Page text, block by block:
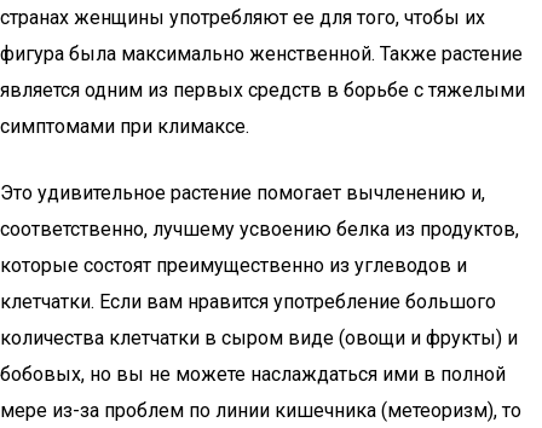
странах женщины употребляют ее для того, чтобы их
фигура была максимально женственной. Также растение
является одним из первых средств в борьбе с тяжелыми
симптомами при климаксе.
Это удивительное растение помогает вычленению и,
соответственно, лучшему усвоению белка из продуктов,
которые состоят преимущественно из углеводов и
клетчатки. Если вам нравится употребление большого
количества клетчатки в сыром виде (овощи и фрукты) и
бобовых, но вы не можете наслаждаться ими в полной
мере из-за проблем по линии кишечника (метеоризм), то